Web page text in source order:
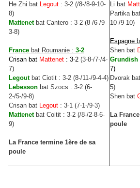
He Zhi bat Legout : 3-2 (/8-/8-9-10-
8)
Mattenetbat Cantero : 3-2 (8-/6-/9-
3-8)
France bat Roumanie : 3-2
Crisan bat Mattenet : 3-2 (3-8-/7-/4-
7)
Legoutbat Ciotit : 3-2 (8-/11-/9-4-4)
Lebesson bat Szocs : 3-2 (6-
2-/5-/9-8)
Crisan bat Legout : 3-1 (7-1-/9-3)
Mattenetbat Coitit : 3-2 (/8-/2-8-6-
9)
La France termine 1ère de sa
poule
Li bat
Partika bat
10-/9-10)
Espagne
Shen bat
Grundish
7)
Dvorak bat
5)
Shen bat
La
poule